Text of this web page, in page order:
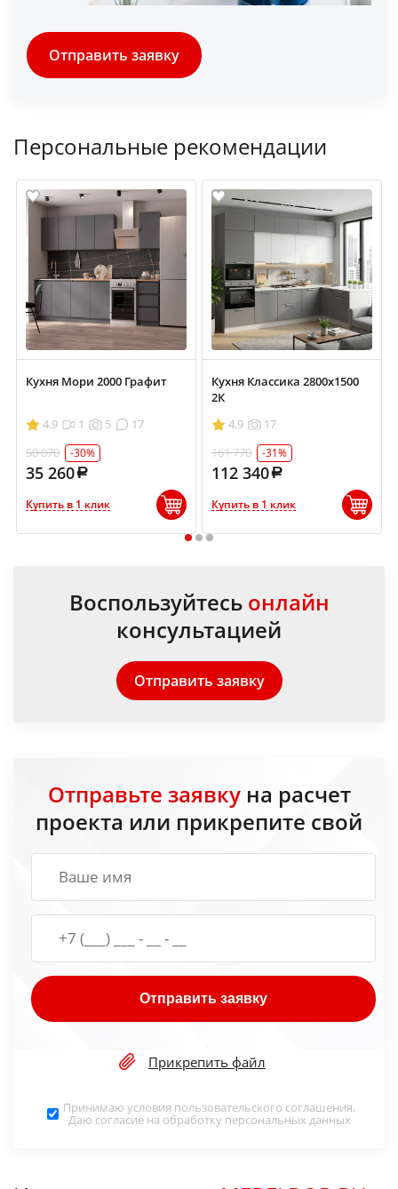
Отправить заявку
Персональные рекомендации
Кухня Мори 2000 Графит
4.9 1 5
17
50 070
-30%
35 260
Купить в 1 клик
Кухня Классика 2800х1500
2К
4.9
17
161 770
-31%
112 340
Купить в 1 клик
1 2 3
Воспользуйтесь онлайн
консультацией
Отправить заявку
Отправьте заявкуна расчет
проекта или прикрепите свой
Отправить заявку
Прикрепить файл
Принимаю условия пользовательского соглашения.
Даю согласие на обработку персональных данных